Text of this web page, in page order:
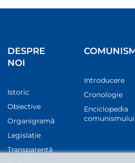
DESPRE
NOI
Istoric
Obiective
Organigramă
Legislație
Transparenţă
Introducere
Cronologie
Enciclopedia
comunismului